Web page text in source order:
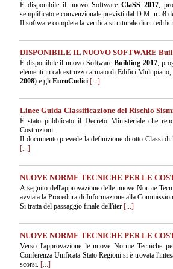
È disponibile il nuovo Software ClaSS 2017,
semplificato e convenzionale previsti dal D.M. n.58
Il software completa la verifica strutturale di un
DISPONIBILE IL NUOVO SOFTWARE
È disponibile il nuovo SoftwareBuilding 2017,
elementi in calcestruzzo armato di Edifici
2008) e gli EuroCodici [...]
Linee Guida Classificazione del Rischio
È stato pubblicato il Decreto Ministeriale che
Costruzioni.
Il documento prevede la definizione di otto Classi
[...]
NUOVE NORME TECNICHE PER LE
A seguito dell'approvazione delle nuove Norme
avviata la Procedura di Informazione alla
Si tratta del passaggio finale dell'iter [...]
NUOVE NORME TECNICHE PER LE
Verso l'approvazione le nuove Norme Tecniche
Conferenza Unificata Stato Regioni si è trovata
scorsi. [...]